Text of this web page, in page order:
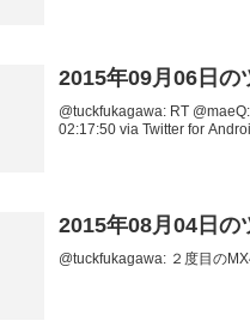
2015年09月06日の
@tuckfukagawa: RT
02:17:50 via Twitter for
2015年08月04日の
@tuckfukagawa: ２度目の